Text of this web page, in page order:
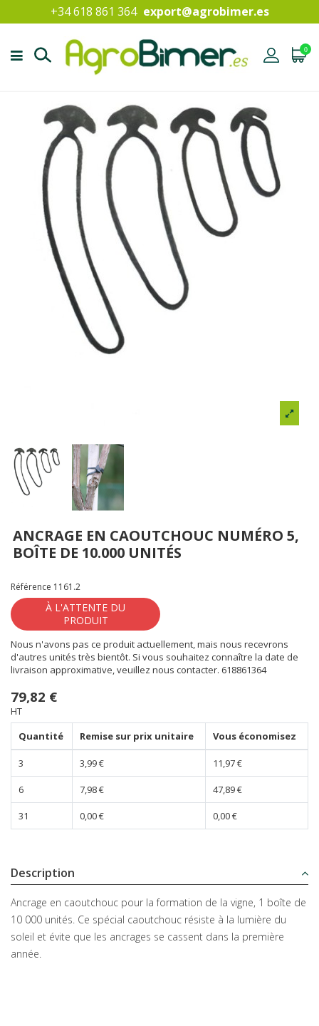
+34 618 861 364 export@agrobimer.es
0
ANCRAGE EN CAOUTCHOUC NUMÉRO 5,
BOÎTE DE 10.000 UNITÉS
Référence 1161.2
À L'ATTENTE DU
PRODUIT
Nous n'avons pas ce produit actuellement, mais nous recevrons
d'autres unités très bientôt. Si vous souhaitez connaître la date de
livraison approximative, veuillez nous contacter. 618861364
79,82 €
HT
Quantité
Remise sur prix unitaire Vous économisez
3 3,99 € 11,97 €
6 7,98 € 47,89 €
31 0,00 € 0,00 €
Description
Ancrage en caoutchouc pour la formation de la vigne, 1 boîte de
10 000 unités. Ce spécial caoutchouc résiste à la lumière du
soleil et évite que les ancrages se cassent dans la première
année.